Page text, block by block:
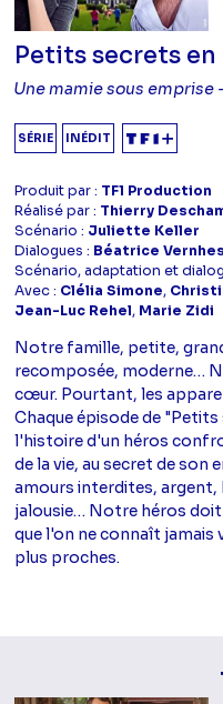
Petits secrets
Une mamie sous emprise
SÉRIE INÉDIT
Produit par : TF1 Production
Réalisé par : Thierry
Scénario : Juliette Keller
Dialogues : Béatrice Vernhes
Scénario, adaptation et
Avec : Clélia Simone,
Jean-Luc Rehel, Marie Zidi
Notre famille, petite,
recomposée, moderne…
cœur. Pourtant, les
Chaque épisode de
l'histoire d'un héros
de la vie, au secret de son
amours interdites, argent,
jalousie… Notre héros doit
que l'on ne connaît jamais
plus proches.